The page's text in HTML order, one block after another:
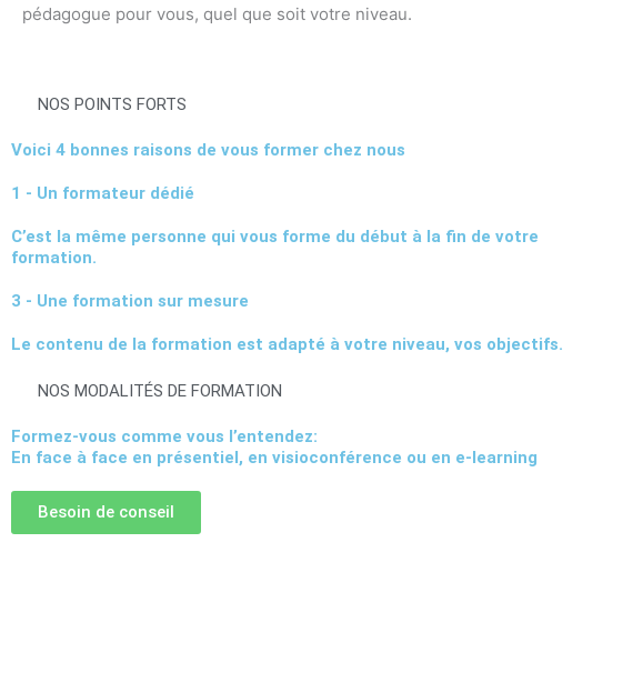
pédagogue pour vous, quel que soit votre niveau.
NOS POINTS FORTS
Voici 4 bonnes raisons de vous former chez nous
1 - Un formateur dédié
C’est la même personne qui vous forme du début à la fin de votre
formation.
3 - Une formation sur mesure
Le contenu de la formation est adapté à votre niveau, vos objectifs.
NOS MODALITÉS DE FORMATION
Formez-vous comme vous l’entendez:
En face à face en présentiel, en visioconférence ou en e-learning
Besoin de conseil